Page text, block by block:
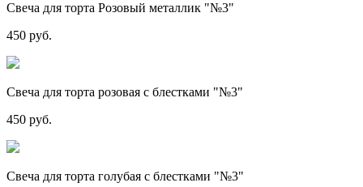
Свеча для торта Розовый металлик "№3"
450 руб.
Свеча для торта розовая с блестками "№3"
450 руб.
Свеча для торта голубая с блестками "№3"